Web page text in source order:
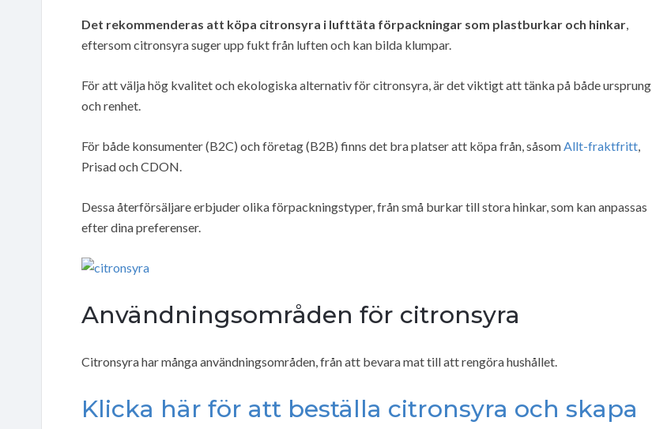
Det rekommenderas att köpa citronsyra i lufttäta förpackningar som plastburkar och hinkar,
eftersom citronsyra suger upp fukt från luften och kan bilda klumpar.
För att välja hög kvalitet och ekologiska alternativ för citronsyra, är det viktigt att tänka på både ursprung
och renhet.
För både konsumenter (B2C) och företag (B2B) finns det bra platser att köpa från, såsomAllt-fraktfritt,
Prisad och CDON.
Dessa återförsäljare erbjuder olika förpackningstyper, från små burkar till stora hinkar, som kan anpassas
efter dina preferenser.
Användningsområden för citronsyra
Citronsyra har många användningsområden, från att bevara mat till att rengöra hushållet.
Klicka här för att beställa citronsyra och skapa